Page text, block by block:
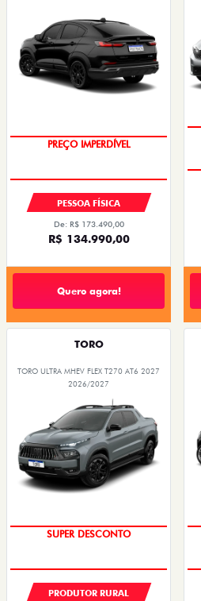
PREÇO IMPERDÍVEL
PESSOA FÍSICA
De: R$ 173.490,00
R$ 134.990,00
Quero agora!
TORO
TORO ULTRA MHEV FLEX T270 AT6 2027
2026/2027
SUPER DESCONTO
PRODUTOR RURAL